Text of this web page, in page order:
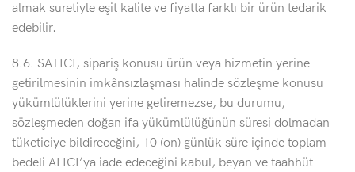
almak suretiyle eşit kalite ve fiyatta farklı bir ürün tedarik
edebilir.
8.6. SATICI, sipariş konusu ürün veya hizmetin yerine
getirilmesinin imkânsızlaşması halinde sözleşme konusu
yükümlülüklerini yerine getiremezse, bu durumu,
sözleşmeden doğan ifa yükümlülüğünün süresi dolmadan
tüketiciye bildireceğini, 10 (on) günlük süre içinde toplam
bedeli ALICI’ya iade edeceğini kabul, beyan ve taahhüt